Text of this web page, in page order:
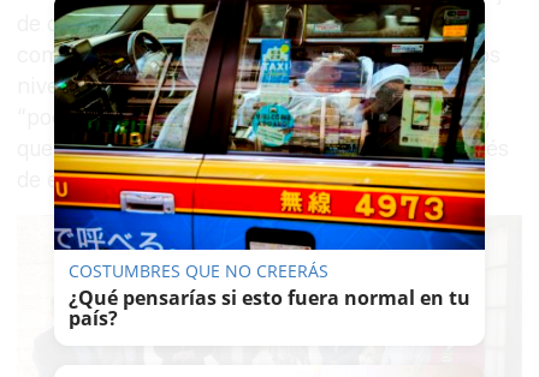
de optimismo” después de una época tan
complicada para el mundo de deporte a todos los
niveles. Ha incidido en el orgullo que supone
“poder mostrar todo lo bueno de nuestra Sierra,
que es un magnífico escenario deportivo, a través
de este escaparate importantísimo”.
COSTUMBRES QUE NO CREERÁS
¿Qué pensarías si esto fuera normal en tu
país?